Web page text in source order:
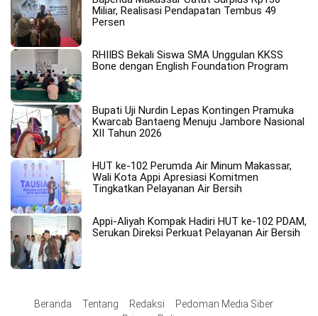
Miliar, Realisasi Pendapatan Tembus 49
Persen
RHIIBS Bekali Siswa SMA Unggulan KKSS
Bone dengan English Foundation Program
Bupati Uji Nurdin Lepas Kontingen Pramuka
Kwarcab Bantaeng Menuju Jambore Nasional
XII Tahun 2026
HUT ke-102 Perumda Air Minum Makassar,
Wali Kota Appi Apresiasi Komitmen
Tingkatkan Pelayanan Air Bersih
Appi-Aliyah Kompak Hadiri HUT ke-102 PDAM,
Serukan Direksi Perkuat Pelayanan Air Bersih
Beranda Tentang Redaksi
Pedoman Media Siber